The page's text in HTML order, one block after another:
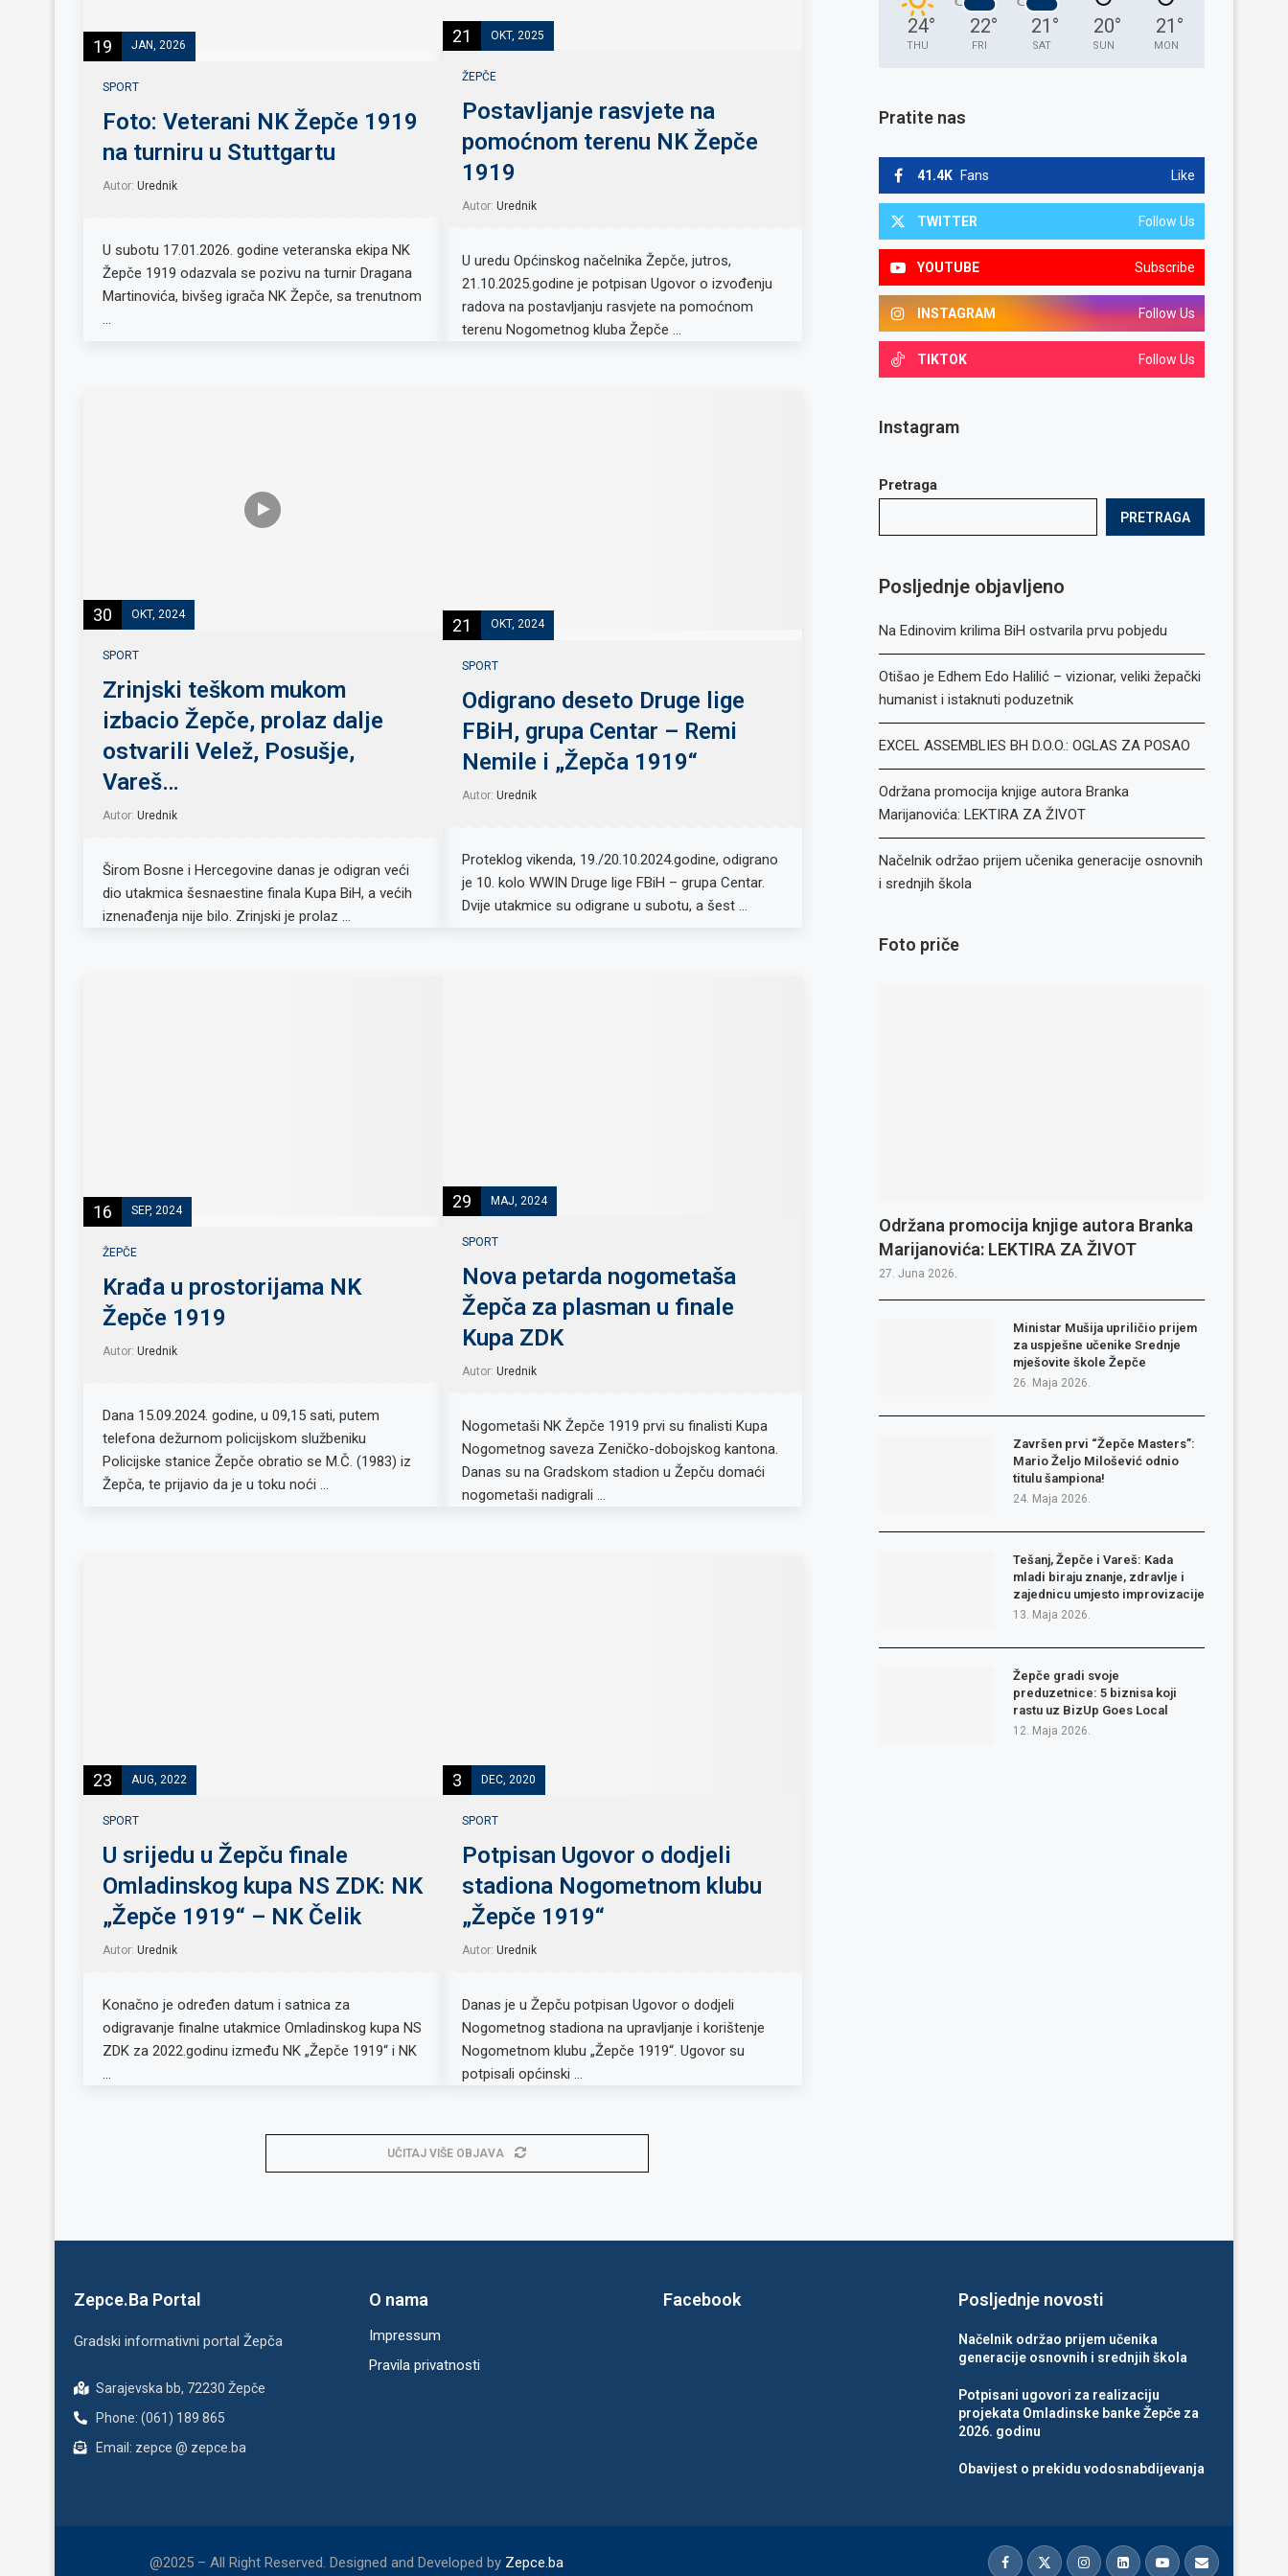
19 JAN, 2026
SPORT
Foto: Veterani NK Žepče 1919
na turniru u Stuttgartu
Autor: Urednik
U subotu 17.01.2026. godine veteranska ekipa NK
Žepče 1919 odazvala se pozivu na turnir Dragana
Martinovića, bivšeg igrača NK Žepče, sa trenutnom
…
21 OKT, 2025
ŽEPČE
Postavljanje rasvjete na
pomoćnom terenu NK Žepče
1919
Autor: Urednik
U uredu Općinskog načelnika Žepče, jutros,
21.10.2025.godine je potpisan Ugovor o izvođenju
radova na postavljanju rasvjete na pomoćnom
terenu Nogometnog kluba Žepče …
30 OKT, 2024
SPORT
Zrinjski teškom mukom
izbacio Žepče, prolaz dalje
ostvarili Velež, Posušje,
Vareš…
Autor: Urednik
Širom Bosne i Hercegovine danas je odigran veći
dio utakmica šesnaestine finala Kupa BiH, a većih
iznenađenja nije bilo. Zrinjski je prolaz …
21 OKT, 2024
SPORT
Odigrano deseto Druge lige
FBiH, grupa Centar – Remi
Nemile i „Žepča 1919“
Autor: Urednik
Proteklog vikenda, 19./20.10.2024.godine, odigrano
je 10. kolo WWIN Druge lige FBiH – grupa Centar.
Dvije utakmice su odigrane u subotu, a šest …
16 SEP, 2024
ŽEPČE
Krađa u prostorijama NK
Žepče 1919
Autor: Urednik
Dana 15.09.2024. godine, u 09,15 sati, putem
telefona dežurnom policijskom službeniku
Policijske stanice Žepče obratio se M.Č. (1983) iz
Žepča, te prijavio da je u toku noći …
29 MAJ, 2024
SPORT
Nova petarda nogometaša
Žepča za plasman u finale
Kupa ZDK
Autor: Urednik
Nogometaši NK Žepče 1919 prvi su finalisti Kupa
Nogometnog saveza Zeničko-dobojskog kantona.
Danas su na Gradskom stadion u Žepču domaći
nogometaši nadigrali …
23 AUG, 2022
SPORT
U srijedu u Žepču finale
Omladinskog kupa NS ZDK: NK
„Žepče 1919“ – NK Čelik
Autor: Urednik
Konačno je određen datum i satnica za
odigravanje finalne utakmice Omladinskog kupa NS
ZDK za 2022.godinu između NK „Žepče 1919“ i NK
…
3 DEC, 2020
SPORT
Potpisan Ugovor o dodjeli
stadiona Nogometnom klubu
„Žepče 1919“
Autor: Urednik
Danas je u Žepču potpisan Ugovor o dodjeli
Nogometnog stadiona na upravljanje i korištenje
Nogometnom klubu „Žepče 1919“. Ugovor su
potpisali općinski …
UČITAJ VIŠE OBJAVA
24°
THU
22°
FRI
21 °
SAT
20°
SUN
21 °
MON
Pratite nas
41.4K Fans Like
TWITTER Follow Us
YOUTUBE Subscribe
INSTAGRAM Follow Us
TIKTOK Follow Us
Instagram
Pretraga
PRETRAGA
Posljednje objavljeno
Na Edinovim krilima BiH ostvarila prvu pobjedu
Otišao je Edhem Edo Halilić – vizionar, veliki žepački
humanist i istaknuti poduzetnik
EXCEL ASSEMBLIES BH D.O.O.: OGLAS ZA POSAO
Održana promocija knjige autora Branka
Marijanovića: LEKTIRA ZA ŽIVOT
Načelnik održao prijem učenika generacije osnovnih
i srednjih škola
Foto priče
Održana promocija knjige autora Branka
Marijanovića: LEKTIRA ZA ŽIVOT
27. Juna 2026.
Ministar Mušija upriličio prijem
za uspješne učenike Srednje
mješovite škole Žepče
26. Maja 2026.
Završen prvi “Žepče Masters”:
Mario Željo Milošević odnio
titulu šampiona!
24. Maja 2026.
Tešanj, Žepče i Vareš: Kada
mladi biraju znanje, zdravlje i
zajednicu umjesto improvizacije
13. Maja 2026.
Žepče gradi svoje
preduzetnice: 5 biznisa koji
rastu uz BizUp Goes Local
12. Maja 2026.
Zepce.Ba Portal
Gradski informativni portal Žepča
Sarajevska bb, 72230 Žepče
Phone: (061) 189 865
Email: zepce @ zepce.ba
O nama
Impressum
Pravila privatnosti
Facebook Posljednje novosti
Načelnik održao prijem učenika
generacije osnovnih i srednjih škola
Potpisani ugovori za realizaciju
projekata Omladinske banke Žepče za
2026. godinu
Obavijest o prekidu vodosnabdijevanja
@2025 – All Right Reserved. Designed and Developed by Zepce.ba